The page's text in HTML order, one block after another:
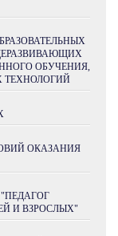
ОБУЧЕНИЯ,
ТЕХНОЛОГИЙ
ОКАЗАНИЯ
И ВЗРОСЛЫХ"